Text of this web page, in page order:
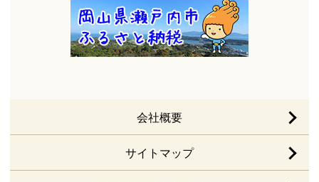
会社概要
サイトマップ